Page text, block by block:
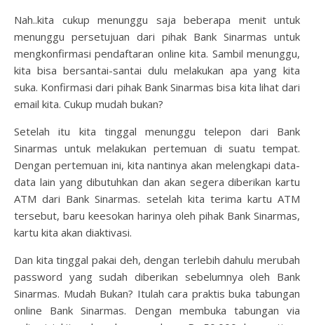
Nah..kita cukup menunggu saja beberapa menit untuk
menunggu persetujuan dari pihak Bank Sinarmas untuk
mengkonfirmasi pendaftaran online kita. Sambil menunggu,
kita bisa bersantai-santai dulu melakukan apa yang kita
suka. Konfirmasi dari pihak Bank Sinarmas bisa kita lihat dari
email kita. Cukup mudah bukan?
Setelah itu kita tinggal menunggu telepon dari Bank
Sinarmas untuk melakukan pertemuan di suatu tempat.
Dengan pertemuan ini, kita nantinya akan melengkapi data-
data lain yang dibutuhkan dan akan segera diberikan kartu
ATM dari Bank Sinarmas. setelah kita terima kartu ATM
tersebut, baru keesokan harinya oleh pihak Bank Sinarmas,
kartu kita akan diaktivasi.
Dan kita tinggal pakai deh, dengan terlebih dahulu merubah
password yang sudah diberikan sebelumnya oleh Bank
Sinarmas. Mudah Bukan? Itulah cara praktis buka tabungan
online Bank Sinarmas. Dengan membuka tabungan via